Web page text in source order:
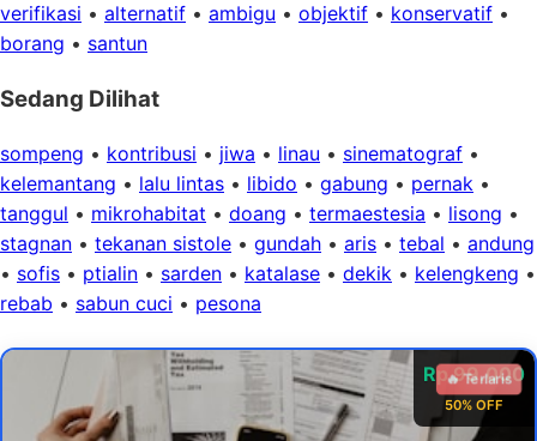
verifikasi • alternatif • ambigu • objektif • konservatif •
borang • santun
Sedang Dilihat
sompeng • kontribusi • jiwa • linau • sinematograf •
kelemantang • lalu lintas • libido • gabung • pernak •
tanggul • mikrohabitat • doang • termaestesia • lisong •
stagnan • tekanan sistole • gundah • aris • tebal • andung
• sofis • ptialin • sarden • katalase • dekik • kelengkeng •
rebab • sabun cuci • pesona
Rp 99.000
50% OFF
🔥 Terlaris